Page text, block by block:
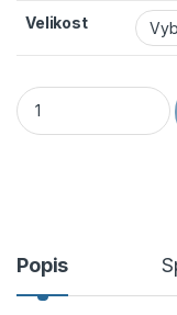
Velikost
ČERVA SIGN-XR
Popis